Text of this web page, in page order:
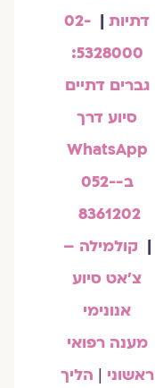
דתיות|
02-
5328000:
גברים דתיים
סיוע דרך
WhatsApp
ב-052-
8361202
| קולמילה –
צ'אט סיוע
אנונימי
מענה רפואי
ראשוני| הליך